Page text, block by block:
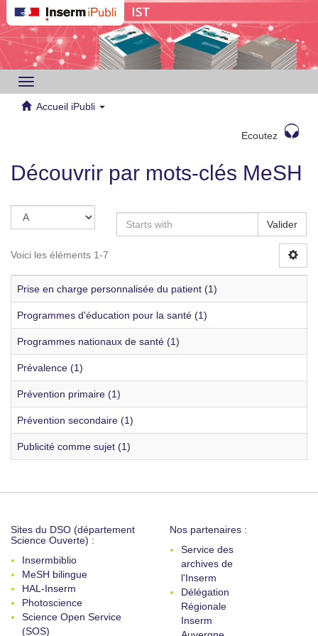
Toggle
navigation
Accueil iPubli
Ecoutez
Découvrir par mots-clés MeSH
Valider
Voici les éléments 1-7
Prise en charge personnalisée du patient (1)
Programmes d'éducation pour la santé (1)
Programmes nationaux de santé (1)
Prévalence (1)
Prévention primaire (1)
Prévention secondaire (1)
Publicité comme sujet (1)
Sites du DSO (département
Science Ouverte) :
Insermbiblio
MeSH bilingue
HAL-Inserm
Photoscience
Science Open Service
(SOS)
Nos partenaires :
Service des
archives de
l'Inserm
Délégation
Régionale
Inserm